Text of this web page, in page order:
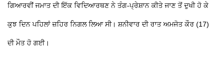
ਗਿਆਰਵੀਂ ਜਮਾਤ ਦੀ ਇੱਕ ਵਿਦਿਆਰਥਣ ਨੇ ਤੰਗ-ਪ੍ਰੇਸ਼ਾਨ ਕੀਤੇ ਜਾਣ ਤੋਂ ਦੁਖੀ ਹੋ ਕੇ
ਕੁਝ ਦਿਨ ਪਹਿਲਾਂ ਜ਼ਹਿਰ ਨਿਗਲ ਲਿਆ ਸੀ। ਸ਼ਨੀਵਾਰ ਦੀ ਰਾਤ ਅਮਜੋਤ ਕੌਰ (17)
ਦੀ ਮੌਤ ਹੋ ਗਈ।